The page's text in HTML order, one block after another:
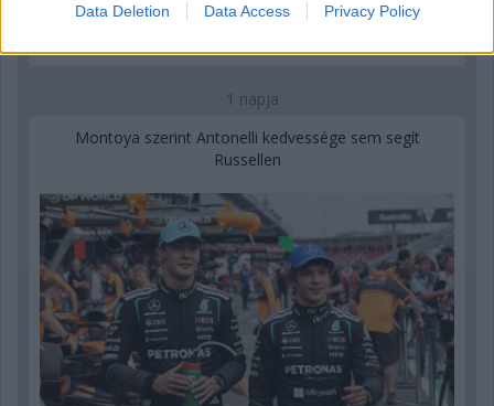
Data Deletion Data Access Privacy Policy
1 napja
Montoya szerint Antonelli kedvessége sem segít
Russellen